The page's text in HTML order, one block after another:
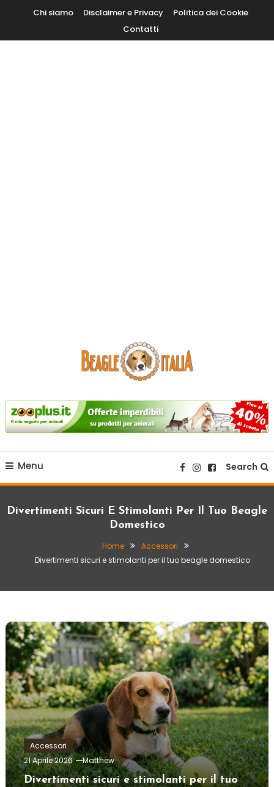
Content
Chi siamo Disclaimer e Privacy
Politica dei Cookie
Contatti
Beagle Italia
Menu Search
Divertimenti Sicuri E Stimolanti Per Il Tuo Beagle
Domestico
Home
Accessori
Divertimenti sicuri e stimolanti per il tuo beagle domestico
Accessori
21 Aprile 2026
Matthew
Divertimenti sicuri e stimolanti per il tuo